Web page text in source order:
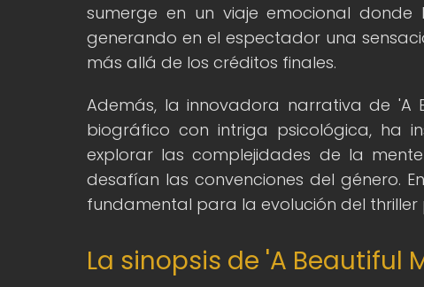
sumerge en un viaje emocional
generando en el espectador una
más allá de los créditos finales.
Además, la innovadora narrativa de 'A
biográfico con intriga psicológica, ha
explorar las complejidades de la
desafían las convenciones del género.
fundamental para la evolución del
La sinopsis de 'A Beautiful